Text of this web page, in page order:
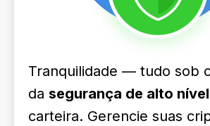
Tranquilidade — tudo sob
da segurança de alto nível
carteira. Gerencie suas